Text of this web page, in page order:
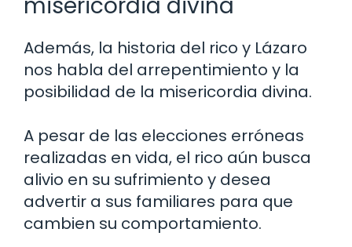
Además, la historia del rico y Lázaro
nos habla del arrepentimiento y la
posibilidad de la misericordia divina.
A pesar de las elecciones erróneas
realizadas en vida, el rico aún busca
alivio en su sufrimiento y desea
advertir a sus familiares para que
cambien su comportamiento.